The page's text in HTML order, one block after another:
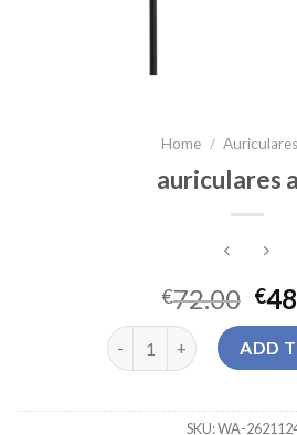
Home /
auriculares
€72.00 €
auriculares aiwa quantity
ADD
SKU:WA-